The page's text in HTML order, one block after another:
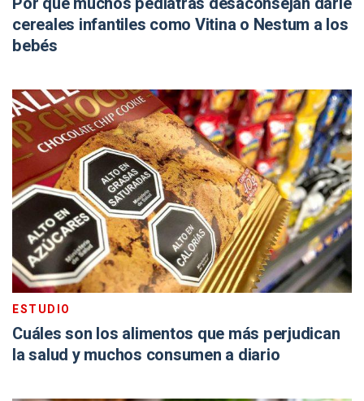
cereales infantiles como Vitina o Nestum a los
bebés
ESTUDIO
Cuáles son los alimentos que más perjudican
la salud y muchos consumen a diario